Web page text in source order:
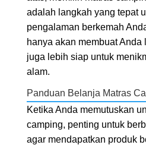
adalah langkah yang tepat
pengalaman berkemah
hanya akan membuat Anda
juga lebih siap untuk
alam.
Panduan Belanja Matras
Ketika Anda memutuskan
camping, penting untuk
agar mendapatkan produk